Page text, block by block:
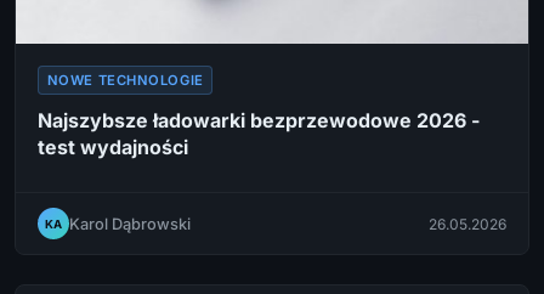
NOWE TECHNOLOGIE
Najszybsze ładowarki bezprzewodowe 2026 -
test wydajności
KA Karol Dąbrowski 26.05.2026